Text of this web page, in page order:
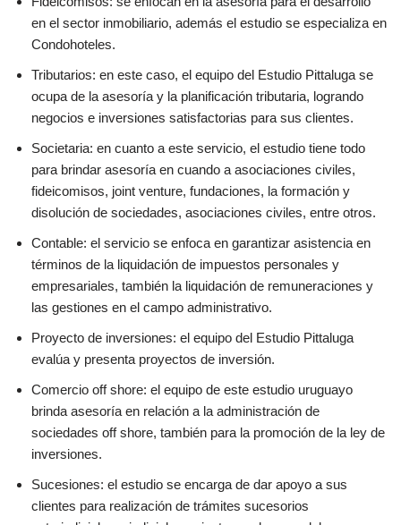
en el sector inmobiliario, además el estudio se especializa en
Condohoteles.
Tributarios: en este caso, el equipo del Estudio Pittaluga se
ocupa de la asesoría y la planificación tributaria, logrando
negocios e inversiones satisfactorias para sus clientes.
Societaria: en cuanto a este servicio, el estudio tiene todo
para brindar asesoría en cuando a asociaciones civiles,
fideicomisos, joint venture, fundaciones, la formación y
disolución de sociedades, asociaciones civiles, entre otros.
Contable: el servicio se enfoca en garantizar asistencia en
términos de la liquidación de impuestos personales y
empresariales, también la liquidación de remuneraciones y
las gestiones en el campo administrativo.
Proyecto de inversiones: el equipo del Estudio Pittaluga
evalúa y presenta proyectos de inversión.
Comercio off shore: el equipo de este estudio uruguayo
brinda asesoría en relación a la administración de
sociedades off shore, también para la promoción de la ley de
inversiones.
Sucesiones: el estudio se encarga de dar apoyo a sus
clientes para realización de trámites sucesorios